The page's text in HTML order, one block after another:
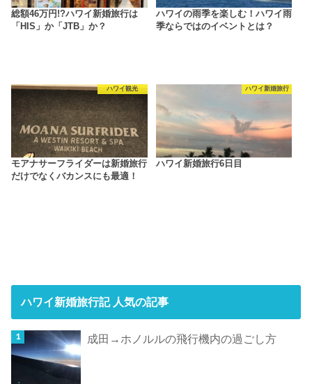
総額46万円!?ハワイ新婚旅行は
「HIS」か「JTB」か？
ハワイの雨季を楽しむ！ハワイ雨
季ならではのイベントとは？
ハワイ観光
モアナサーフライダーは新婚旅行
だけでなくバカンスにも最適！
ハワイ新婚旅行
ハワイ新婚旅行6日目
ハワイ新婚旅行記 人気の記事
成田→ホノルルの飛行機内の過ごし方